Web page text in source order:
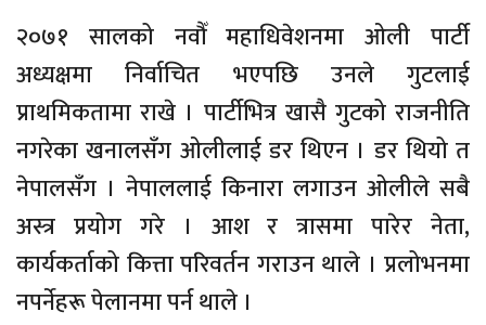
२०७१ सालको नवौँ महाधिवेशनमा ओली पार्टी
अध्यक्षमा निर्वाचित भएपछि उनले गुटलाई
प्राथमिकतामा राखे । पार्टीभित्र खासै गुटको राजनीति
नगरेका खनालसँग ओलीलाई डर थिएन । डर थियो त
नेपालसँग । नेपाललाई किनारा लगाउन ओलीले सबै
अस्त्र प्रयोग गरे । आश र त्रासमा पारेर नेता,
कार्यकर्ताको कित्ता परिवर्तन गराउन थाले । प्रलोभनमा
नपर्नेहरू पेलानमा पर्न थाले ।